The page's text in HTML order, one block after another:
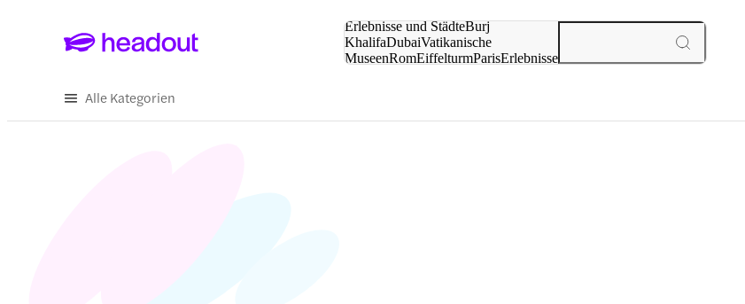
Erlebnisse und StädteBurj
KhalifaDubaiVatikanische
MuseenRomEiffelturmParisErlebnisse
Alle Kategorien